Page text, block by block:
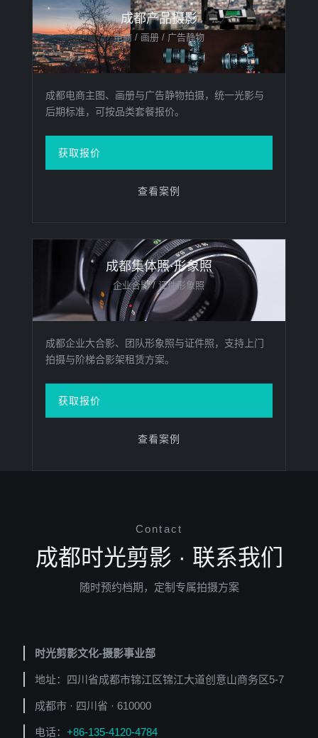
成都产品摄影
电商 / 画册 / 广告静物
成都电商主图、画册与广告静物拍摄，统一光影与
后期标准，可按品类套餐报价。
获取报价
查看案例
成都集体照·形象照
企业合影 / 证件形象照
成都企业大合影、团队形象照与证件照，支持上门
拍摄与阶梯合影架租赁方案。
获取报价
查看案例
Contact
成都时光剪影 · 联系我们
随时预约档期，定制专属拍摄方案
时光剪影文化-摄影事业部
地址：四川省成都市锦江区锦江大道创意山商务区5-7
成都市· 四川省 · 610000
电话： +86-135-4120-4784